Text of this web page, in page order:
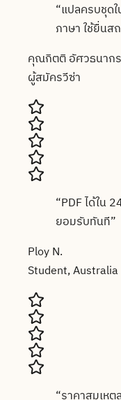
“แปลครบชุด
ภาษา ใช้ยื่น
คุณกิตติ อัศวธนากร
ผู้สมัครวีซ่า
“PDF ได้ใน
ยอมรับทันที”
Ploy N.
Student, Australia